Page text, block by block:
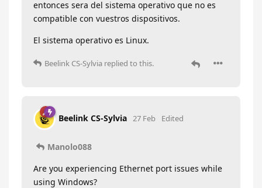
entonces sera del sistema operativo que no es
compatible con vuestros dispositivos.
El sistema operativo es Linux.
Beelink CS-Sylvia replied to this.
Beelink CS-Sylvia 27 Feb Edited
Manolo088
Are you experiencing Ethernet port issues while
using Windows?